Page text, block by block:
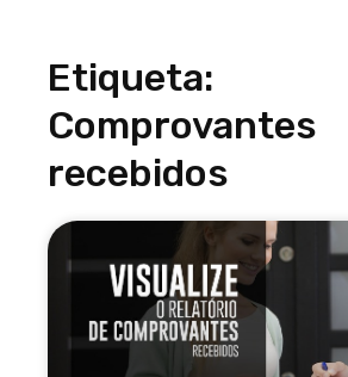
Etiqueta:
Comprovantes
recebidos